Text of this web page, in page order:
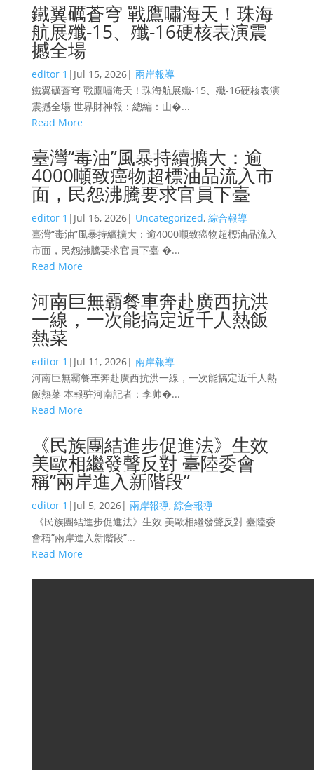
鐵翼礪蒼穹 戰鷹嘯海天！珠海
航展殲-15、殲-16硬核表演震
撼全場
editor 1 | Jul 15, 2026| 兩岸報導
鐵翼礪蒼穹 戰鷹嘯海天！珠海航展殲-15、殲-16硬核表演
震撼全場 世界財神報：總編：山�...
Read More
臺灣“毒油”風暴持續擴大：逾
4000噸致癌物超標油品流入市
面，民怨沸騰要求官員下臺
editor 1 | Jul 16, 2026| Uncategorized, 綜合報導
臺灣“毒油”風暴持續擴大：逾4000噸致癌物超標油品流入
市面，民怨沸騰要求官員下臺 �...
Read More
河南巨無霸餐車奔赴廣西抗洪
一線，一次能搞定近千人熱飯
熱菜
editor 1 | Jul 11, 2026| 兩岸報導
河南巨無霸餐車奔赴廣西抗洪一線，一次能搞定近千人熱
飯熱菜 本報驻河南記者：李帅�...
Read More
《民族團結進步促進法》生效
美歐相繼發聲反對 臺陸委會
稱”兩岸進入新階段”
editor 1 | Jul 5, 2026| 兩岸報導, 綜合報導
《民族團結進步促進法》生效 美歐相繼發聲反對 臺陸委
會稱”兩岸進入新階段”...
Read More